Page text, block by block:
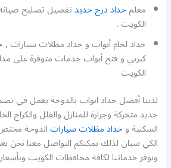
معلمحداد درج حديدتفصيل تصليح
الكويت .
حداد لحام أبواب و حداد مظلات سيارات ,
كيربي و فتح أبواب خدمات متوفرة على
الكويت
لدينا أفضل حداد ابواب بالدوحة يعمل في
حديد متحركة وجرارة للمنازل والفلل والكراج
السكنية وحداد مظلات سياراتالدوحة
ونوفر خدماتنا لكافة محافظات الكويت